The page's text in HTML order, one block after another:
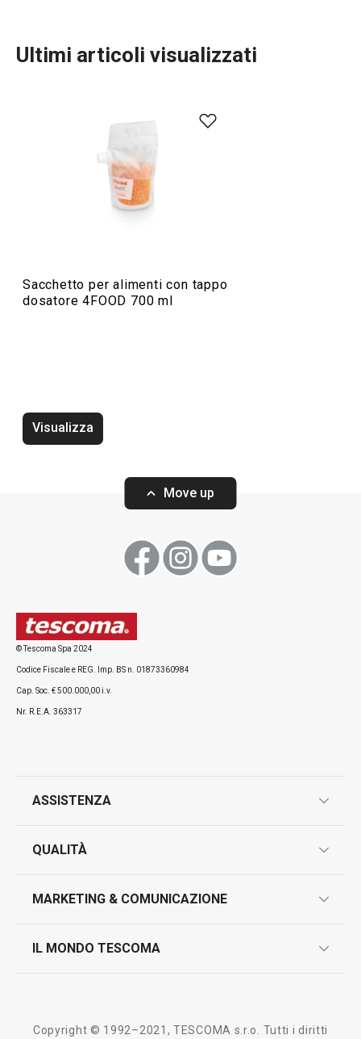
Conservazione degli alimenti
4FOOD
Tutti i prodotti della linea 4FOOD
Ultimi articoli visualizzati
Sacchetto per alimenti con tappo
dosatore 4FOOD 700 ml
Visualizza
Move up
© Tescoma Spa 2024
Codice Fiscale e REG. Imp. BS n. 01873360984
Cap. Soc. € 500.000,00 i.v.
Nr. R.E.A. 363317
ASSISTENZA
contatti
QUALITÀ
test sui prodotti
MARKETING & COMUNICAZIONE
IL MONDO TESCOMA
Copyright © 1992–2021, TESCOMA s.r.o. Tutti i diritti